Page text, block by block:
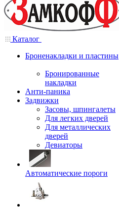
Каталог
Броненакладки и пластины
Бронированные
накладки
Анти-паника
Задвижки
Засовы, шпингалеты
Для легких дверей
Для металлических
дверей
Девиаторы
Автоматические пороги